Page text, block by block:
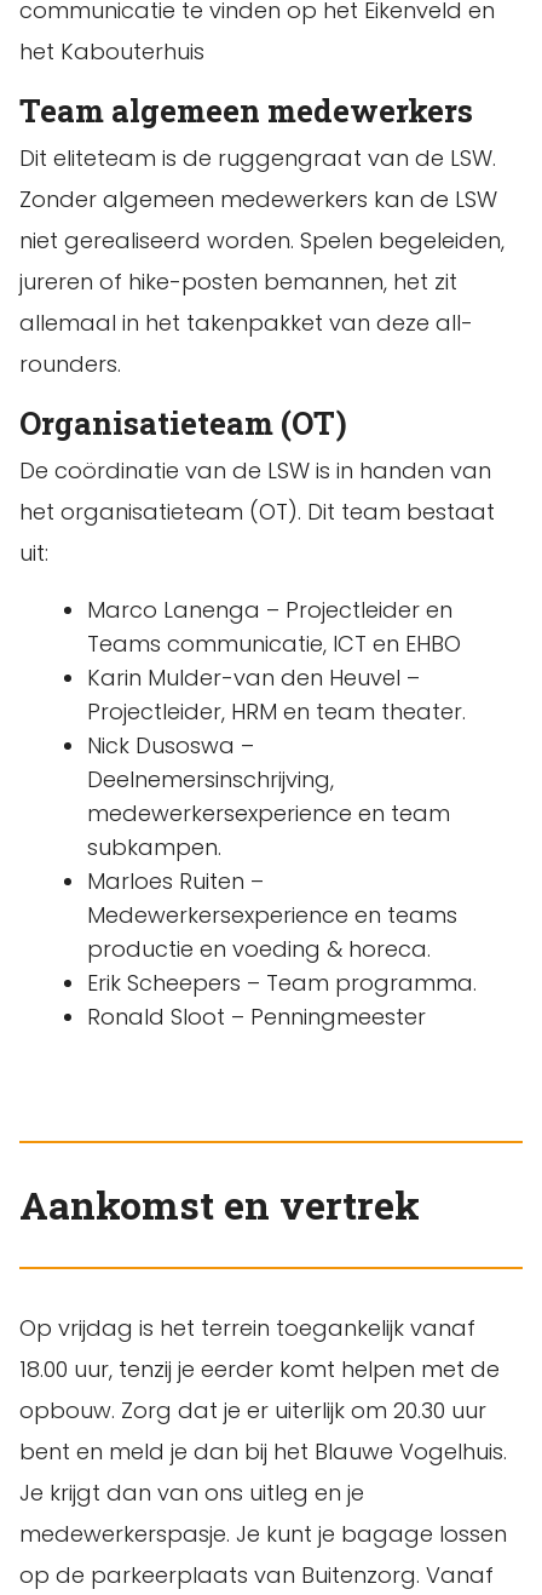
communicatie te vinden op het Eikenveld en
het Kabouterhuis
Team algemeen medewerkers
Dit eliteteam is de ruggengraat van de LSW.
Zonder algemeen medewerkers kan de LSW
niet gerealiseerd worden. Spelen begeleiden,
jureren of hike-posten bemannen, het zit
allemaal in het takenpakket van deze all-
rounders.
Organisatieteam (OT)
De coördinatie van de LSW is in handen van
het organisatieteam (OT). Dit team bestaat
uit:
Marco Lanenga – Projectleider en
Teams communicatie, ICT en EHBO
Karin Mulder-van den Heuvel –
Projectleider, HRM en team theater.
Nick Dusoswa –
Deelnemersinschrijving,
medewerkersexperience en team
subkampen.
Marloes Ruiten –
Medewerkersexperience en teams
productie en voeding & horeca.
Erik Scheepers – Team programma.
Ronald Sloot – Penningmeester
Aankomst en vertrek
Op vrijdag is het terrein toegankelijk vanaf
18.00 uur, tenzij je eerder komt helpen met de
opbouw. Zorg dat je er uiterlijk om 20.30 uur
bent en meld je dan bij het Blauwe Vogelhuis.
Je krijgt dan van ons uitleg en je
medewerkerspasje. Je kunt je bagage lossen
op de parkeerplaats van Buitenzorg. Vanaf